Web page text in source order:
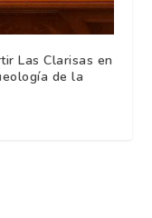
Las Clarisas en
de la